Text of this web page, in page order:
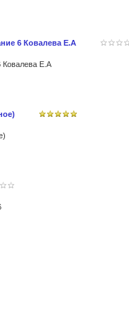
6 Ковалева Е.А
Ковалева Е.А